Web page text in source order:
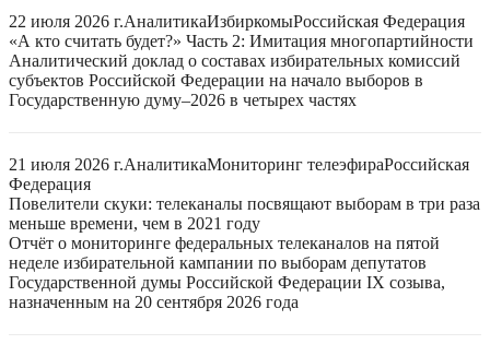
22 июля 2026 г.АналитикаИзбиркомыРоссийская Федерация
«А кто считать будет?» Часть 2: Имитация многопартийности
Аналитический доклад о составах избирательных комиссий
субъектов Российской Федерации на начало выборов в
Государственную думу–2026 в четырех частях
21 июля 2026 г.АналитикаМониторинг телеэфираРоссийская
Федерация
Повелители скуки: телеканалы посвящают выборам в три раза
меньше времени, чем в 2021 году
Отчёт о мониторинге федеральных телеканалов на пятой
неделе избирательной кампании по выборам депутатов
Государственной думы Российской Федерации IX созыва,
назначенным на 20 сентября 2026 года